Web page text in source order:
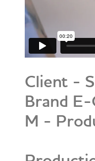
Client -
Brand
M -